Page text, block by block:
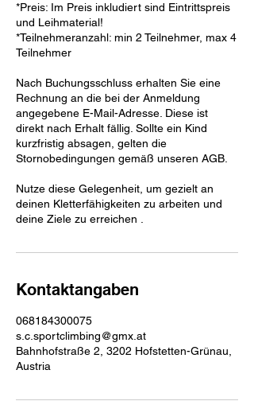
*Preis: Im Preis inkludiert sind Eintrittspreis
und Leihmaterial!
*Teilnehmeranzahl: min 2 Teilnehmer, max 4
Teilnehmer
Nach Buchungsschluss erhalten Sie eine
Rechnung an die bei der Anmeldung
angegebene E-Mail-Adresse. Diese ist
direkt nach Erhalt fällig. Sollte ein Kind
kurzfristig absagen, gelten die
Stornobedingungen gemäß unseren AGB.
Nutze diese Gelegenheit, um gezielt an
deinen Kletterfähigkeiten zu arbeiten und
deine Ziele zu erreichen .
Kontaktangaben
068184300075
s.c.sportclimbing@gmx.at
Bahnhofstraße 2, 3202 Hofstetten-Grünau,
Austria